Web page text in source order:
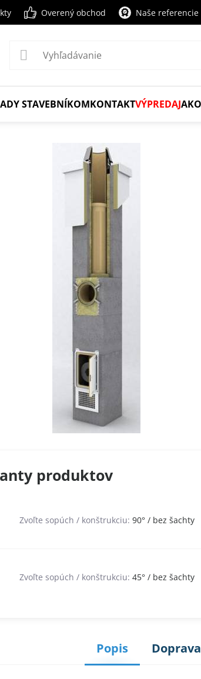
Overený obchod Naše referencie
STAVEBNÍKOMKONTAKTVÝPREDAJ
produktov
Zvoľte sopúch / konštrukciu:90° / bez šachty
Zvoľte sopúch / konštrukciu:45° / bez šachty
Popis Doprava